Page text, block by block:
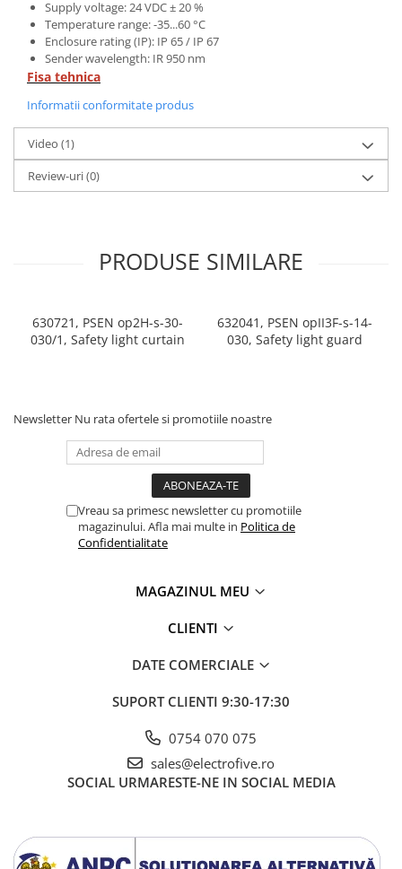
Seria DRA
Seria Force-GT
Seria Lyte
STEP-PS
TRIO-PS
TRIO-UPS
Butoane si accesorii
Intrerupatoare de protectie
pentru motor
Cam Switches
Cleme sir
Accesorii cleme
Cleme 2.5mm
Cleme 4mm
Intrerupator general
Limitatoare de siguranta
Standard Heavy Duty
Protectia circuitului
Limitator de supratensiuni
Supply voltage: 24 VDC ± 20 %
Temperature range: -35...60 °C
Enclosure rating (IP): IP 65 / IP 67
Sender wavelength: IR 950 nm
Fisa tehnica
Informatii conformitate produs
Video (1)
Review-uri(0)
PRODUSE SIMILARE
630721, PSEN op2H-s-30-
030/1, Safety light curtain
632041, PSEN opII3F-s-14-
030, Safety light guard
Newsletter Nu rata ofertele si promotiile noastre
Vreau sa primesc newsletter cu promotiile
magazinului. Afla mai multe in Politica de
Confidentialitate
MAGAZINUL MEU
CLIENTI
DATE COMERCIALE
SUPORT CLIENTI 9:30-17:30
0754 070 075
sales@electrofive.ro
SOCIAL URMARESTE-NE IN SOCIAL MEDIA